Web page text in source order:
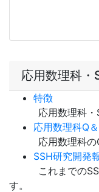
応用数理科・
特徴
応用数理科・
応用数理科Q
応用数理科のQ
SSH研究開発
これまでのSSH
す。